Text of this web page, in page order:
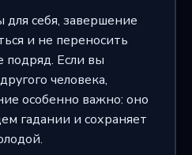
для себя, завершение
и не переносить
подряд. Если вы
человека,
особенно важно: оно
гадании и сохраняет